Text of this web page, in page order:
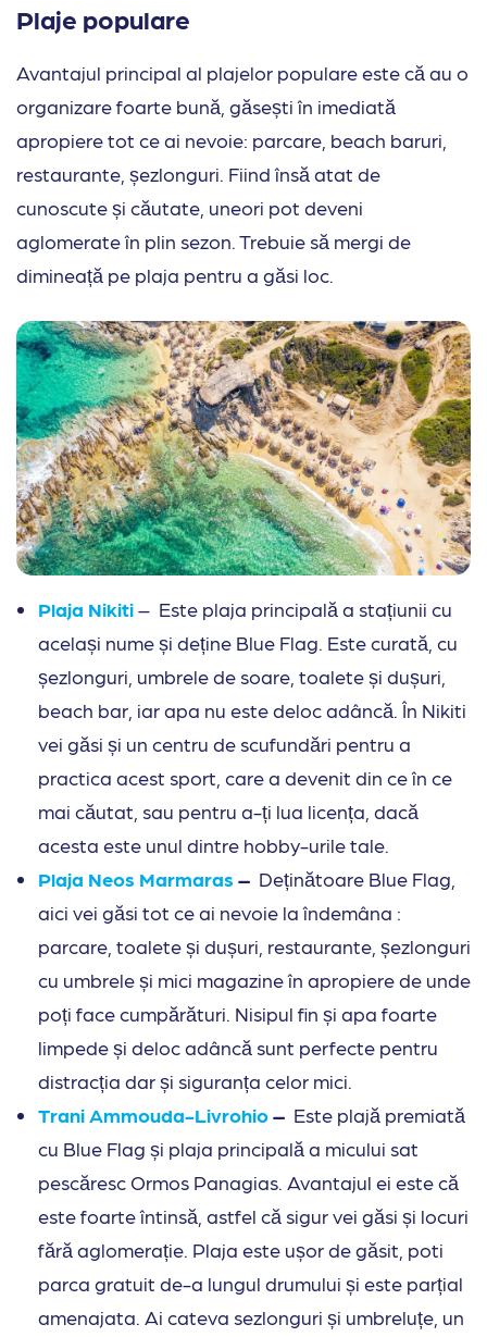
Plaje populare
Avantajul principal al plajelor populare este că au o
organizare foarte bună, găsești în imediată
apropiere tot ce ai nevoie: parcare, beach baruri,
restaurante, șezlonguri. Fiind însă atat de
cunoscute și căutate, uneori pot deveni
aglomerate în plin sezon. Trebuie să mergi de
dimineață pe plaja pentru a găsi loc.
Plaja Nikiti– Este plaja principală a stațiunii cu
același nume și deține Blue Flag. Este curată, cu
șezlonguri, umbrele de soare, toalete și dușuri,
beach bar, iar apa nu este deloc adâncă. În Nikiti
vei găsi și un centru de scufundări pentru a
practica acest sport, care a devenit din ce în ce
mai căutat, sau pentru a-ți lua licența, dacă
acesta este unul dintre hobby-urile tale.
Plaja Neos Marmaras – Deținătoare Blue Flag,
aici vei găsi tot ce ai nevoie la îndemâna :
parcare, toalete și dușuri, restaurante, șezlonguri
cu umbrele și mici magazine în apropiere de unde
poți face cumpărături. Nisipul fin și apa foarte
limpede și deloc adâncă sunt perfecte pentru
distracția dar și siguranța celor mici.
Trani Ammouda-Livrohio– Este plajă premiată
cu Blue Flag și plaja principală a micului sat
pescăresc Ormos Panagias. Avantajul ei este că
este foarte întinsă, astfel că sigur vei găsi și locuri
fără aglomerație. Plaja este ușor de găsit, poti
parca gratuit de-a lungul drumului și este parțial
amenajata. Ai cateva sezlonguri și umbreluțe, un